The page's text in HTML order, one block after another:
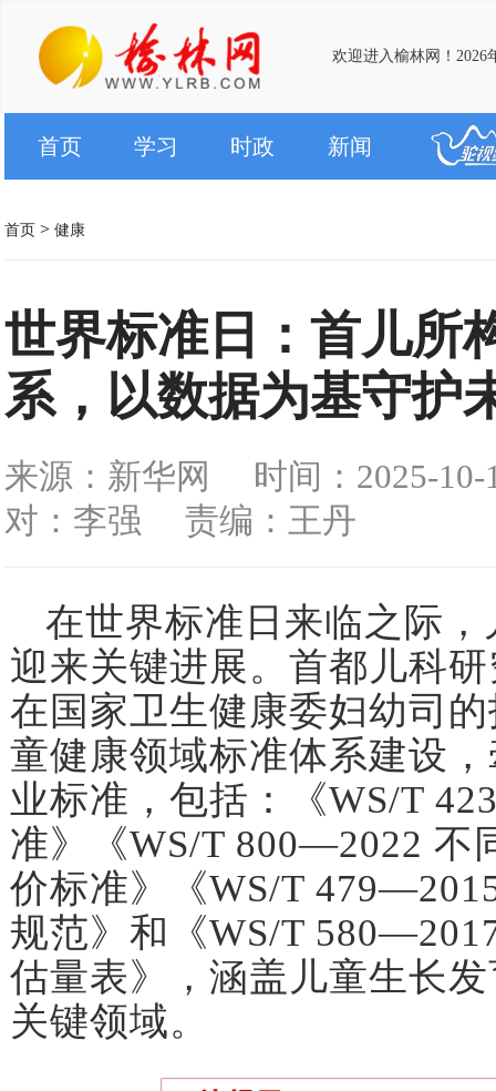
欢迎进入榆林网！2026
首页 学习 时政 新闻
首页 > 健康
世界标准日：首儿所
系，以数据为基守护
来源：新华网
时间：2025-10-
对：李强
责编：王丹
在世界标准日来临之际
迎来关键进展。首都儿科
在国家卫生健康委妇幼司
童健康领域标准体系建设
业标准，包括：《WS/T
准》《WS/T 800—2022 不
价标准》《WS/T
规范》和《WS/T
估量表》，涵盖儿童生长
关键领域。